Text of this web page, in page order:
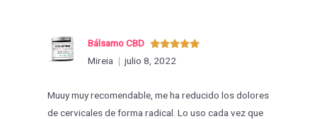
Valorado
con5de 5
Bálsamo CBD
Mireia
julio 8, 2022
Muuy muy recomendable, me ha reducido los dolores
de cervicales de forma radical. Lo uso cada vez que